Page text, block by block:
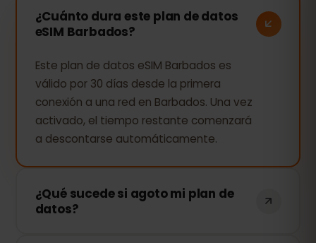
¿Cuánto dura este plan de datos
eSIM Barbados?
Este plan de datos eSIM Barbados es
válido por 30 días desde la primera
conexión a una red en Barbados. Una vez
activado, el tiempo restante comenzará
a descontarse automáticamente.
¿Qué sucede si agoto mi plan de
datos?